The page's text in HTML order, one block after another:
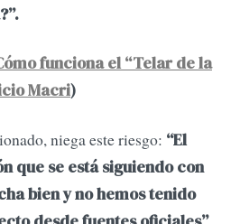
funciona el “Telar de la
Macri)
niega este riesgo: “El
que se está siguiendo con
bien y no hemos tenido